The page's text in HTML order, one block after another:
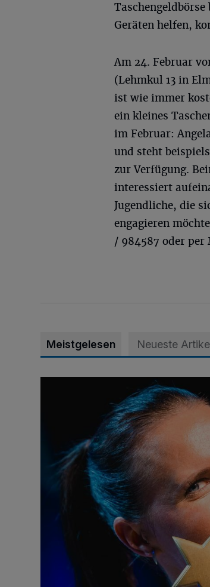
Geräten helfen,
Am 24. Februar
(Lehmkul 13 in
ist wie immer
ein kleines
im Februar:
und steht
zur Verfügung.
interessiert
Jugendliche, die
engagieren
/ 984587 oder per
Meistgelesen Neueste
Von der Streife auf die Weltbühne